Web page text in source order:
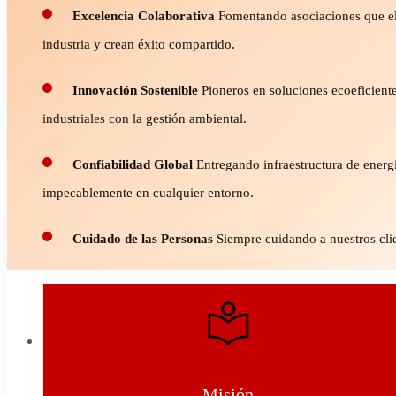
Excelencia Colaborativa Fomentando asociaciones que
industria y crean éxito compartido.
Innovación Sostenible Pioneros en soluciones
industriales con la gestión ambiental.
Confiabilidad Global Entregando infraestructura de
impecablemente en cualquier entorno.
Cuidado de las Personas Siempre cuidando a nuestros